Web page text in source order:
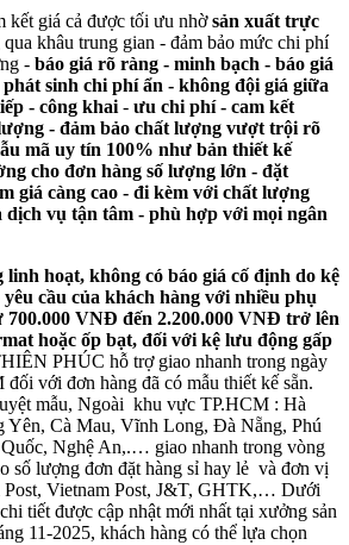
kết giá cả được tối ưu nhờsản xuất trực
khâu trung gian - đảm bảo mức chi phí
- báo giá rõ ràng - minh bạch - báo giá
sinh chi phí ẩn - không đội giá giữa
- công khai- ưu chi phí - cam kết
- đảm bảo chất lượng vượt trội rõ
mã uy tín 100% như bản thiết kế
cho đơn hàng số lượng lớn - đặt
giá càng cao - đi kèm với chất lượng
dịch vụ tận tâm - phù hợp với mọi ngân
hoạt, không có báo giá cố định do kệ
cầu của khách hàng với nhiều phụ
700.000 VNĐ đến 2.200.000 VNĐ trở lên
hoặc ốp bạt, đối với kệ lưu động gấp
PHÚC hỗ trợ giao nhanh trong ngày
với đơn hàng đã có mẫu thiết kế sẵn.
mẫu, Ngoài khu vực TP.HCM : Hà
Yên, Cà Mau, Vĩnh Long, Đà Nẵng, Phú
Nghệ An,.… giao nhanh trong vòng
số lượng đơn đặt hàng sỉ hay lẻ và đơn vị
Post, Vietnam Post, J&T, GHTK,… Dưới
tiết được cập nhật mới nhất tại xưởng sản
11-2025, khách hàng có thể lựa chọn